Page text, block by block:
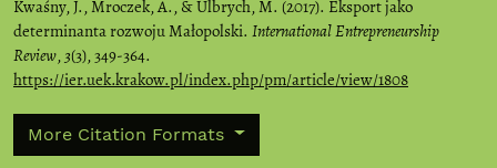
Kwaśny, J., Mroczek, A., & Ulbrych, M. (2017). Eksport jako
determinanta rozwoju Małopolski. International Entrepreneurship
Review, 3(3), 349-364.
https://ier.uek.krakow.pl/index.php/pm/article/view/1808
More Citation Formats